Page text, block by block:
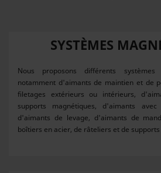
SYSTÈMES
Nous proposons différents
notamment d'aimants de maintien et de
filetages extérieurs ou intérieurs,
supports magnétiques, d'aimants
d'aimants de levage, d'aimants de
boîtiers en acier, de râteliers et de